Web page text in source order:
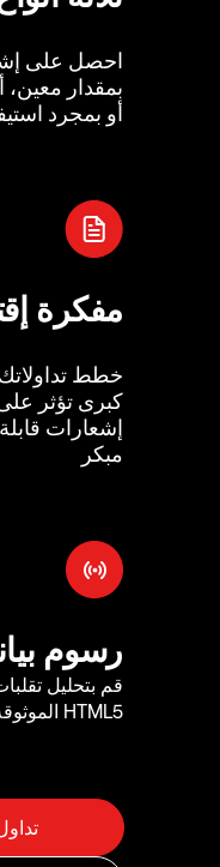
احصل على
بمقدار
أو بمجرد
مفكرة
خطط
كبرى تؤثر
إشعارات
مبكر
رسوم
قم بتحليل
HTML5 الموثوقة والسريعة عبر أكثر من 25 مؤشر